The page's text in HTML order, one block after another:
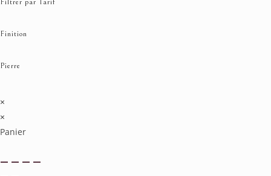
Filtrer par Tarif
Finition
Pierre
×
×
Panier